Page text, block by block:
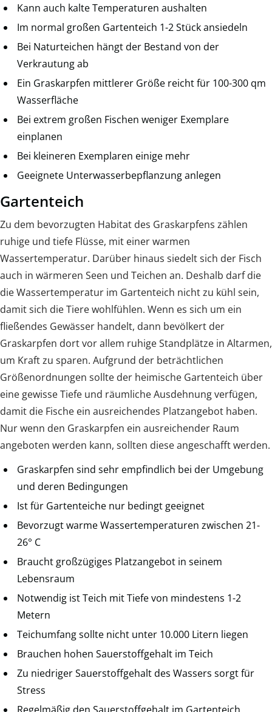
Kann auch kalte Temperaturen aushalten
Im normal großen Gartenteich 1-2 Stück ansiedeln
Bei Naturteichen hängt der Bestand von der
Verkrautung ab
Ein Graskarpfen mittlerer Größe reicht für 100-300 qm
Wasserfläche
Bei extrem großen Fischen weniger Exemplare
einplanen
Bei kleineren Exemplaren einige mehr
Geeignete Unterwasserbepflanzung anlegen
Gartenteich
Zu dem bevorzugten Habitat des Graskarpfens zählen
ruhige und tiefe Flüsse, mit einer warmen
Wassertemperatur. Darüber hinaus siedelt sich der Fisch
auch in wärmeren Seen und Teichen an. Deshalb darf die
die Wassertemperatur im Gartenteich nicht zu kühl sein,
damit sich die Tiere wohlfühlen. Wenn es sich um ein
fließendes Gewässer handelt, dann bevölkert der
Graskarpfen dort vor allem ruhige Standplätze in Altarmen,
um Kraft zu sparen. Aufgrund der beträchtlichen
Größenordnungen sollte der heimische Gartenteich über
eine gewisse Tiefe und räumliche Ausdehnung verfügen,
damit die Fische ein ausreichendes Platzangebot haben.
Nur wenn den Graskarpfen ein ausreichender Raum
angeboten werden kann, sollten diese angeschafft werden.
Graskarpfen sind sehr empfindlich bei der Umgebung
und deren Bedingungen
Ist für Gartenteiche nur bedingt geeignet
Bevorzugt warme Wassertemperaturen zwischen 21-
26° C
Braucht großzügiges Platzangebot in seinem
Lebensraum
Notwendig ist Teich mit Tiefe von mindestens 1-2
Metern
Teichumfang sollte nicht unter 10.000 Litern liegen
Brauchen hohen Sauerstoffgehalt im Teich
Zu niedriger Sauerstoffgehalt des Wassers sorgt für
Stress
Regelmäßig den Sauerstoffgehalt im Gartenteich